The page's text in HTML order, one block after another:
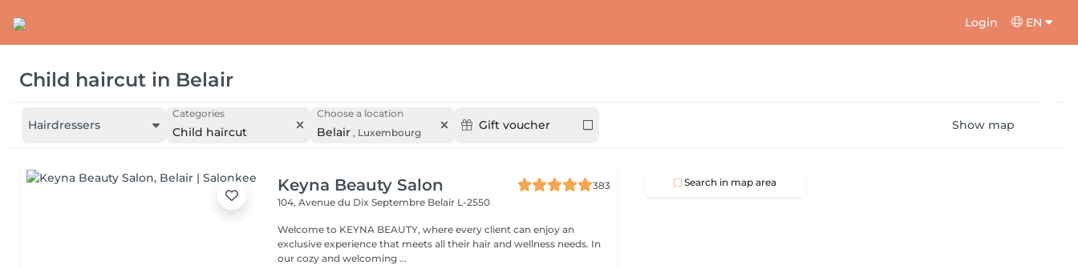
Login EN
Child haircut in Belair
Hairdressers
Categories
Child haircut
Choose a location
Belair , Luxembourg
Gift voucher Show map
Keyna Beauty Salon
383
104, Avenue du Dix Septembre Belair L-2550
Welcome to KEYNA BEAUTY, where every client can enjoy an
exclusive experience that meets all their hair and wellness needs. In
our cozy and welcoming ...
Search in map area